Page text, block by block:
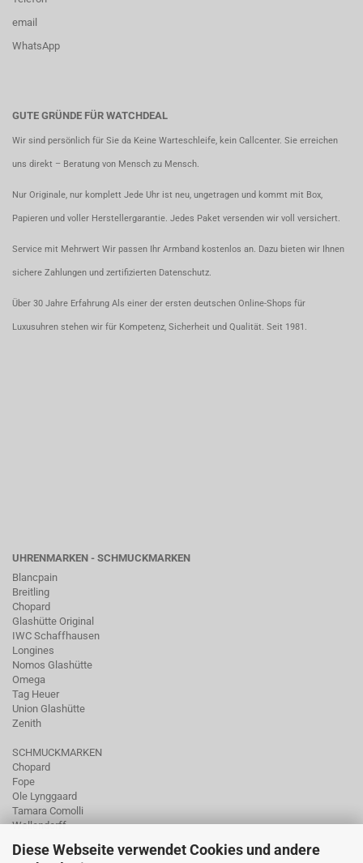
Diese Webseite verwendet Cookies und andere
email
WhatsApp
GUTE GRÜNDE FÜR WATCHDEAL
Wir sind persönlich für Sie da Keine Warteschleife, kein Callcenter. Sie erreichen
uns direkt – Beratung von Mensch zu Mensch.
Nur Originale, nur komplett Jede Uhr ist neu, ungetragen und kommt mit Box,
Papieren und voller Herstellergarantie. Jedes Paket versenden wir voll versichert.
Service mit Mehrwert Wir passen Ihr Armband kostenlos an. Dazu bieten wir Ihnen
sichere Zahlungen und zertifizierten Datenschutz.
Über 30 Jahre Erfahrung Als einer der ersten deutschen Online-Shops für
Luxusuhren stehen wir für Kompetenz, Sicherheit und Qualität. Seit 1981.
UHRENMARKEN - SCHMUCKMARKEN
Blancpain
Breitling
Chopard
Glashütte Original
IWC Schaffhausen
Longines
Nomos Glashütte
Omega
Tag Heuer
Union Glashütte
Zenith
SCHMUCKMARKEN
Chopard
Fope
Ole Lynggaard
Tamara Comolli
Wellendorff